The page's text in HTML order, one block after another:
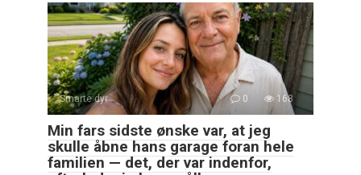
Smarte dyr 0 168
Min fars sidste ønske var, at jeg
skulle åbne hans garage foran hele
familien — det, der var indenfor,